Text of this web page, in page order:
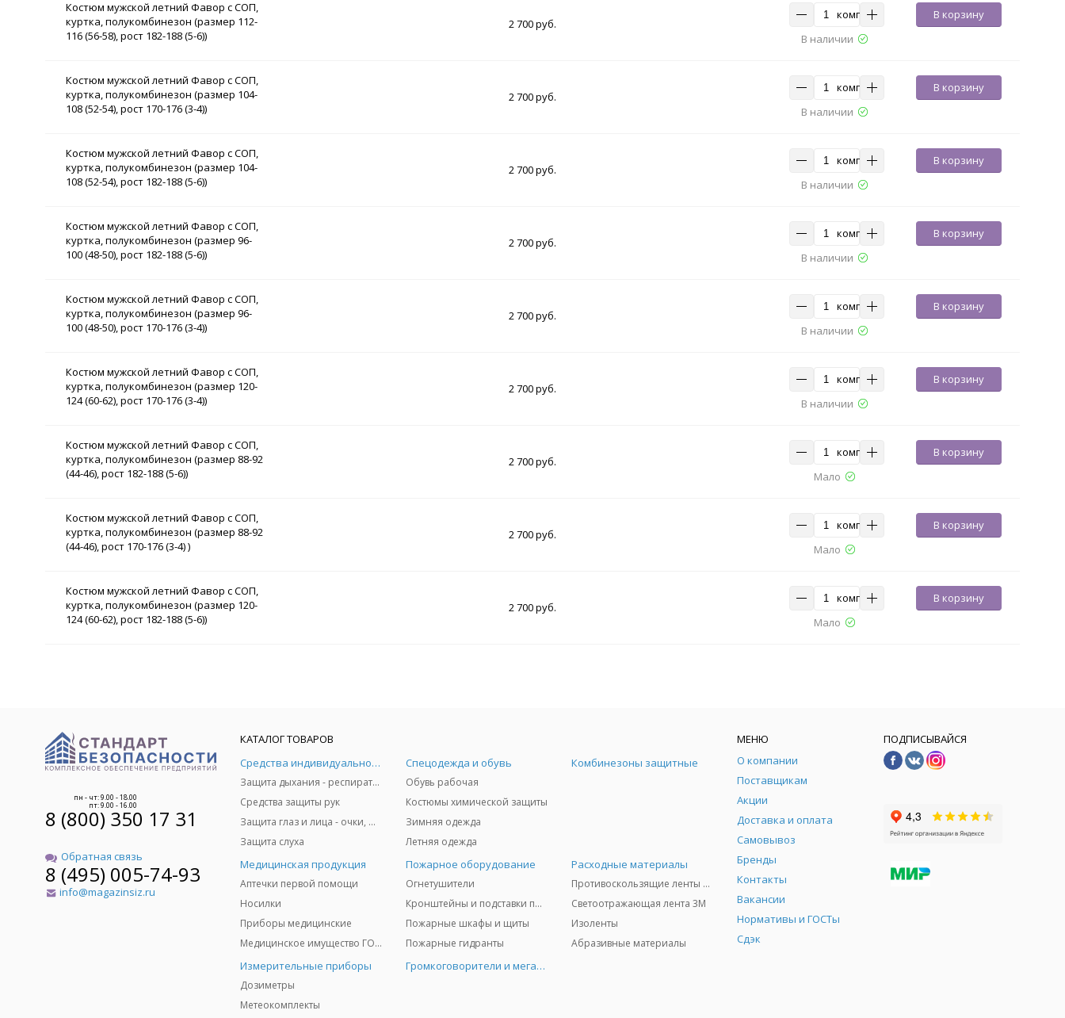
Костюм мужской летний Фавор с СОП,
куртка, полукомбинезон (размер 112-
116 (56-58), рост 182-188 (5-6))
2 700 руб.
комп
В корзину
В наличии
Костюм мужской летний Фавор с СОП,
куртка, полукомбинезон (размер 104-
108 (52-54), рост 170-176 (3-4))
2 700 руб.
комп
В корзину
В наличии
Костюм мужской летний Фавор с СОП,
куртка, полукомбинезон (размер 104-
108 (52-54), рост 182-188 (5-6))
2 700 руб.
комп
В корзину
В наличии
Костюм мужской летний Фавор с СОП,
куртка, полукомбинезон (размер 96-
100 (48-50), рост 182-188 (5-6))
2 700 руб.
комп
В корзину
В наличии
Костюм мужской летний Фавор с СОП,
куртка, полукомбинезон (размер 96-
100 (48-50), рост 170-176 (3-4))
2 700 руб.
комп
В корзину
В наличии
Костюм мужской летний Фавор с СОП,
куртка, полукомбинезон (размер 120-
124 (60-62), рост 170-176 (3-4))
2 700 руб.
комп
В корзину
В наличии
Костюм мужской летний Фавор с СОП,
куртка, полукомбинезон (размер 88-92
(44-46), рост 182-188 (5-6))
2 700 руб.
комп
В корзину
Мало
Костюм мужской летний Фавор с СОП,
куртка, полукомбинезон (размер 88-92
(44-46), рост 170-176 (3-4) )
2 700 руб.
комп
В корзину
Мало
Костюм мужской летний Фавор с СОП,
куртка, полукомбинезон (размер 120-
124 (60-62), рост 182-188 (5-6))
2 700 руб.
комп
В корзину
Мало
пн - чт: 9.00 - 18.00
пт: 9.00 - 16.00
8 (800) 350 17 31
Обратная связь
8 (495) 005-74-93
info@magazinsiz.ru
КАТАЛОГ ТОВАРОВ
Средства индивидуальной защиты
Защита дыхания - респираторы, противогазы, фильтры, дозиметры
Средства защиты рук
Защита глаз и лица - очки, щитки
Защита слуха
Спецодежда и обувь
Обувь рабочая
Костюмы химической защиты
Зимняя одежда
Летняя одежда
Комбинезоны защитные
Медицинская продукция
Аптечки первой помощи
Носилки
Приборы медицинские
Медицинское имущество ГО и ЧС
Пожарное оборудование
Огнетушители
Кронштейны и подставки под огнетушители
Пожарные шкафы и щиты
Пожарные гидранты
Расходные материалы
Противоскользящие ленты 3М
Светоотражающая лента 3M
Изоленты
Абразивные материалы
Измерительные приборы
Дозиметры
Метеокомплекты
Громкоговорители и мегафоны
МЕНЮ
О компании
Поставщикам
Акции
Доставка и оплата
Самовывоз
Бренды
Контакты
Вакансии
Нормативы и ГОСТы
Сдэк
ПОДПИСЫВАЙСЯ